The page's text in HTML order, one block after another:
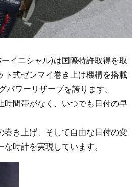
イニシャル)は国際特許取得を取
ト式ゼンマイ巻き上げ機構を搭載
パワーリザーブを誇ります。
時間帯がなく、いつでも日付の早
巻き上げ、そして自由な日付の変
時計を実現しています。